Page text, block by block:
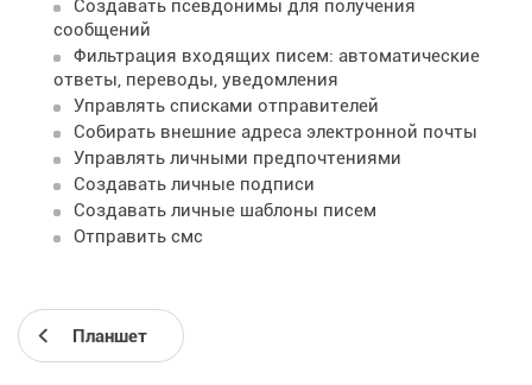
Создавать псевдонимы для получения
сообщений
Фильтрация входящих писем: автоматические
ответы, переводы, уведомления
Управлять списками отправителей
Собирать внешние адреса электронной почты
Управлять личными предпочтениями
Создавать личные подписи
Создавать личные шаблоны писем
Отправить смс
Планшет